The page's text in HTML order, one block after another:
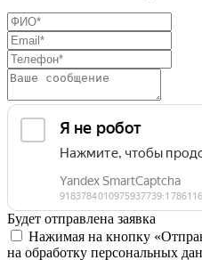
Будет отправлена заявка
Нажимая на кнопку
на обработку персональных